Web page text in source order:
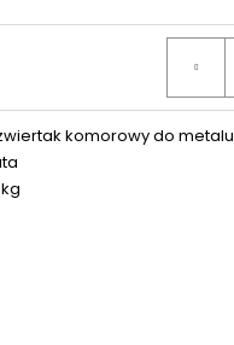
komorowy do metalu
DO REWOLWERÓW